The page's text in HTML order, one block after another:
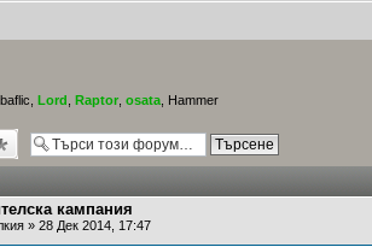
Lord Raptor osata Hammer
кампания
» 28 Дек 2014, 17:47